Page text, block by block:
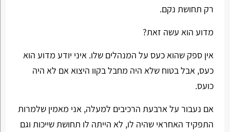
רק תחושת נקם.
מדוע הוא עשה זאת?
אין ספק שהוא כעס על המנהלים שלו. איני יודע מדוע הוא
כעס, אבל בטוח שלא היה מחבל בקוו היצוא אם לא היה
כועס.
אם נעבור על ארבעת הרכיבים למעלה, אני מאמין שלמרות
התפקיד האחראי שהיה לו, לא הייתה לו תחושת שייכות וגם